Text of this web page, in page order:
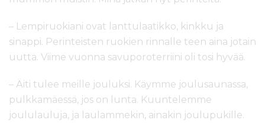
– Lempiruokiani ovat lanttulaatikko, kinkku ja
sinappi. Perinteisten ruokien rinnalle teen aina jotain
uutta. Viime vuonna savuporoterriini oli tosi hyvää.
– Äiti tulee meille jouluksi. Käymme joulusaunassa,
pulkkamäessä, jos on lunta. Kuuntelemme
joululauluja, ja laulammekin, ainakin joulupukille.